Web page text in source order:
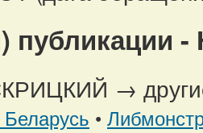
публикации
→
•